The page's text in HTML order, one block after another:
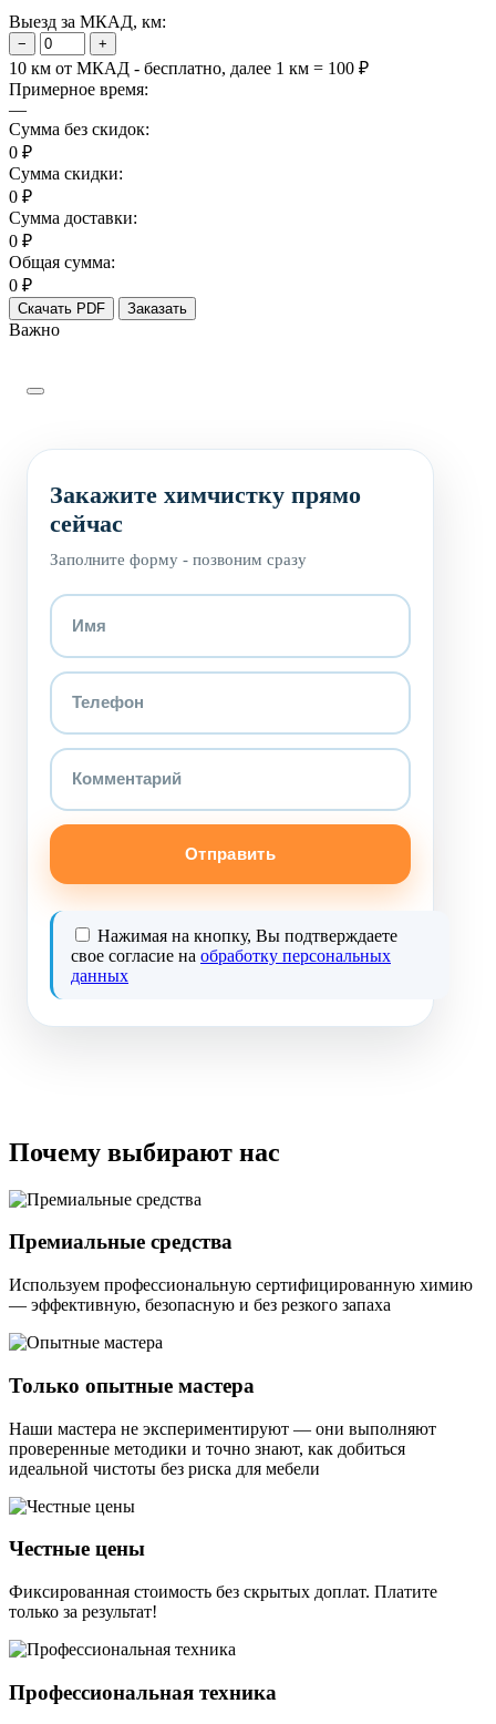
Выезд за МКАД, км:
− +
10 км от МКАД - бесплатно, далее 1 км = 100 ₽
Примерное время:
—
Сумма без скидок:
0 ₽
Сумма скидки:
0 ₽
Сумма доставки:
0 ₽
Общая сумма:
0 ₽
Скачать PDF Заказать
Важно
Закажите химчистку прямо
сейчас
Заполните форму - позвоним сразу
Отправить
Нажимая на кнопку, Вы подтверждаете
свое согласие на обработку персональных
данных
Почему выбирают нас
Премиальные средства
Используем профессиональную сертифицированную химию
— эффективную, безопасную и без резкого запаха
Только опытные мастера
Наши мастера не экспериментируют — они выполняют
проверенные методики и точно знают, как добиться
идеальной чистоты без риска для мебели
Честные цены
Фиксированная стоимость без скрытых доплат. Платите
только за результат!
Профессиональная техника